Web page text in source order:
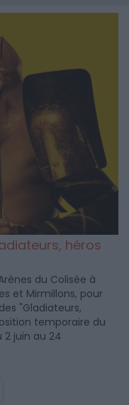
héros
du Colisée à
et Mirmillons, pour
"Gladiateurs,
temporaire du
2 juin au 24